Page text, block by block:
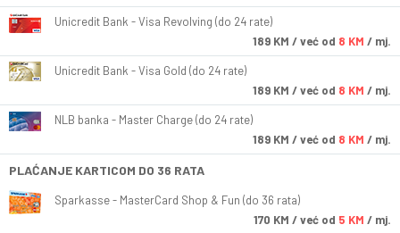
Unicredit Bank - Visa Revolving (do 24 rate)
189 KM / već od 8 KM / mj.
Unicredit Bank - Visa Gold (do 24 rate)
189 KM / već od 8 KM / mj.
NLB banka - Master Charge (do 24 rate)
189 KM / već od 8 KM / mj.
PLAĆANJE KARTICOM DO 36 RATA
Sparkasse - MasterCard Shop & Fun (do 36 rata)
170 KM / već od 5 KM / mj.